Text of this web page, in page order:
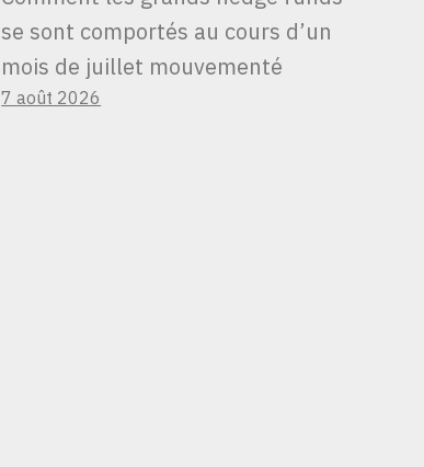
se sont comportés au cours d’un
mois de juillet mouvementé
7 août 2026